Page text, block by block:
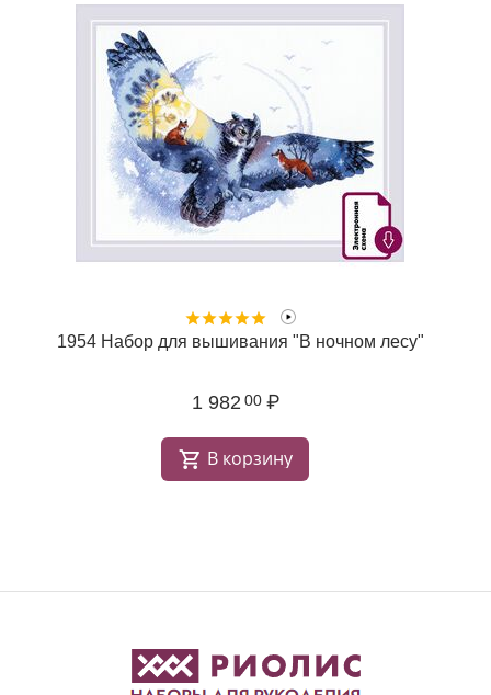
1954 Набор для вышивания "В ночном лесу"
1 982 00 ₽
В корзину